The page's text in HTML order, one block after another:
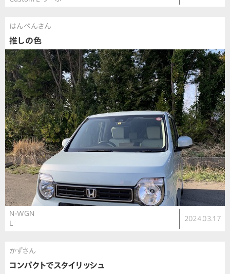
はんぺんさん
推しの色
N-WGN
2024.03.17
かずさん
コンパクトでスタイリッシュ